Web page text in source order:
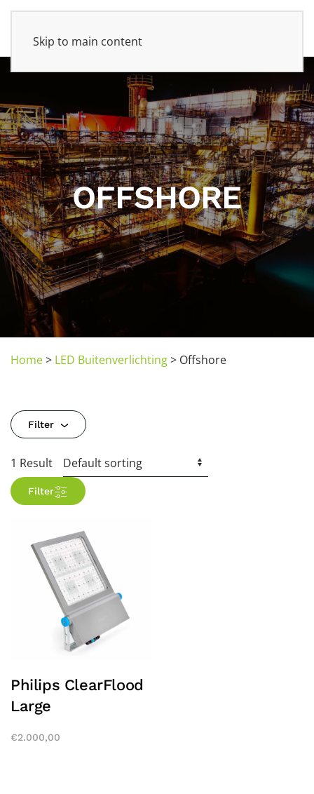
Skip to main content
OFFSHORE
Home> LED Buitenverlichting> Offshore
Filter
1 Result
Filter
Philips ClearFlood
Large
€2.000,00